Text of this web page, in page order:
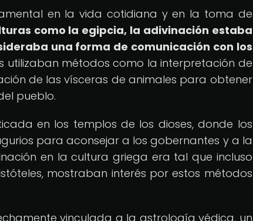
en la vida cotidiana y en la toma de
como la egipcia, la adivinación estaba
una forma de comunicación con los
utilizaban métodos como la interpretación de
de las vísceras de animales para obtener
pueblo.
en los templos de los dioses, donde los
para aconsejar a los gobernantes y a la
en la cultura griega era tal que incluso
mostraban interés por estos métodos
vinculada a la astrología védica, un